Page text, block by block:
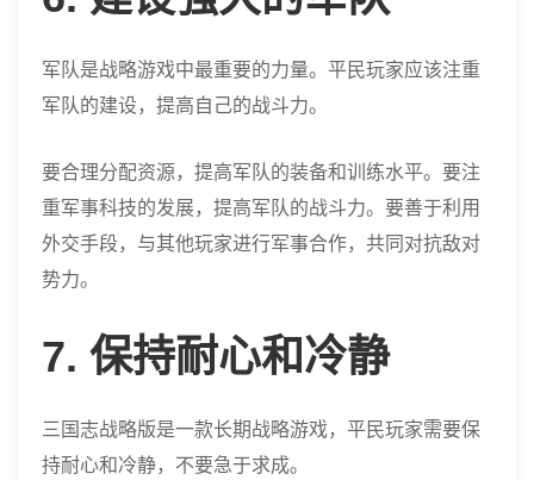
军队是战略游戏中最重要的力量。平民玩家应该注重
军队的建设，提高自己的战斗力。
要合理分配资源，提高军队的装备和训练水平。要注
重军事科技的发展，提高军队的战斗力。要善于利用
外交手段，与其他玩家进行军事合作，共同对抗敌对
势力。
7. 保持耐心和冷静
三国志战略版是一款长期战略游戏，平民玩家需要保
持耐心和冷静，不要急于求成。